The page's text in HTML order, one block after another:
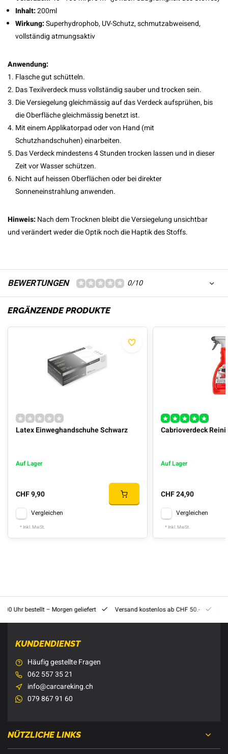
Inhalt:200ml
Wirkung:Superhydrophob, UV-Schutz, schmutzabweisend,
vollständig atmungsaktiv
Anwendung:
Flasche gut schütteln.
Das Texilverdeck muss vollständig sauber und trocken sein.
Die Versiegelung gleichmässig auf das Verdeck aufsprühen, bis
die Oberfläche gleichmässig benetzt ist.
Mit einem Applikatorpad oder von Hand (mit
Schutzhandschuhen) einarbeiten.
Das Verdeck mindestens 4 Stunden trocken lassen und in dieser
Zeit vor Wasser schützen.
Nicht auf heissen Oberflächen oder bei direkter
Sonneneinstrahlung anwenden.
Hinweis:Nach dem Trocknen bleibt die Versiegelung unsichtbar
und verändert weder die Optik noch die Haptik des Stoffs.
BEWERTUNGEN 0/10
ERGÄNZENDE PRODUKTE
Latex Einweghandschuhe Schwarz
Auf Lager
CHF 9,90
Vergleichen
* Inkl. MwSt.
Cabrioverdeck
Auf Lager
CHF 24,90
Vergleichen
* Inkl. MwSt.
Uhr bestellt – Morgen geliefert Versand kostenlos ab CHF 50.-
KUNDENDIENST
Häufig gestellte Fragen
062 557 35 21
info@carcareking.ch
079 867 91 60
NÜTZLICHE LINKS